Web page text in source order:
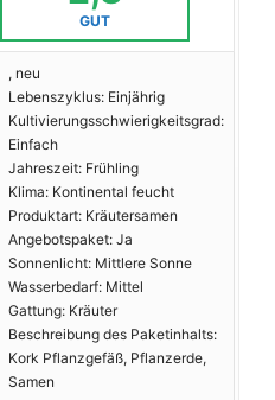
GUT
, neu
Lebenszyklus: Einjährig
Kultivierungsschwierigkeitsgrad:
Einfach
Jahreszeit: Frühling
Klima: Kontinental feucht
Produktart: Kräutersamen
Angebotspaket: Ja
Sonnenlicht: Mittlere Sonne
Wasserbedarf: Mittel
Gattung: Kräuter
Beschreibung des Paketinhalts:
Kork Pflanzgefäß, Pflanzerde,
Samen